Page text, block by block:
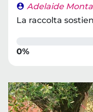
Adelaide
La raccolta
0%